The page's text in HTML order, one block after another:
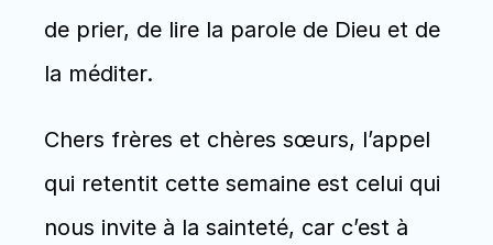
de prier, de lire la parole de Dieu et de
la méditer.
Chers frères et chères sœurs, l’appel
qui retentit cette semaine est celui qui
nous invite à la sainteté, car c’est à